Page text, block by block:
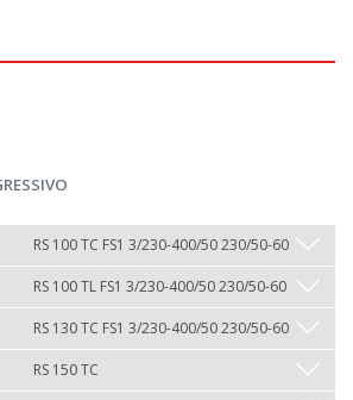
RS 100 TC FS1 3/230-400/50 230/50-60
RS 100 TL FS1 3/230-400/50 230/50-60
RS 130 TC FS1 3/230-400/50 230/50-60
RS 150 TC